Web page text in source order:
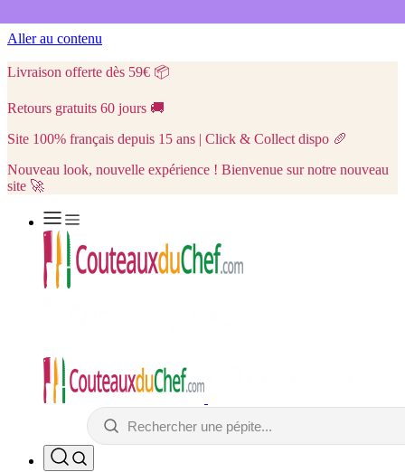
Aller au contenu
Livraison offerte dès 59€ 📦
Retours gratuits 60 jours 🚚
Site 100% français depuis 15 ans | Click & Collect dispo 🥖
Nouveau look, nouvelle expérience ! Bienvenue sur notre nouveau
site 🚀